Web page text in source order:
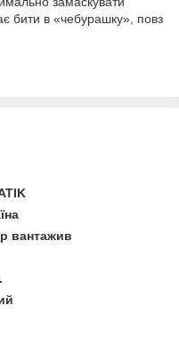
бити в «чебурашку», повз
вантажив